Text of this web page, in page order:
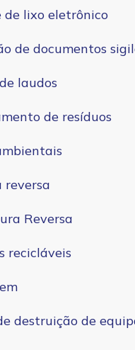
de lixo eletrônico
de documentos
laudos
de resíduos
reversa
Reversa
recicláveis
destruição de